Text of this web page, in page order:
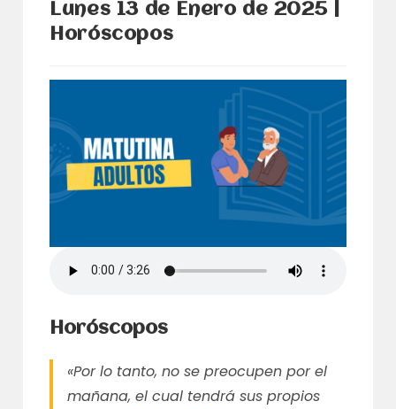
Lunes 13 de Enero de 2025 |
Horóscopos
Horóscopos
«Por lo tanto, no se preocupen por el
mañana, el cual tendrá sus propios